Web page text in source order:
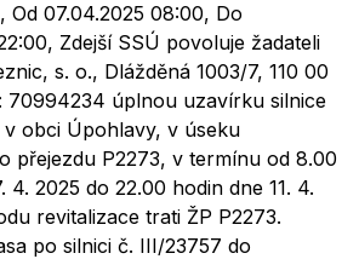
Od 07.04.2025 08:00, Do
Zdejší SSÚ povoluje žadateli
s. o., Dlážděná 1003/7, 110 00
70994234 úplnou uzavírku silnice
obci Úpohlavy, v úseku
přejezdu P2273, v termínu od 8.00
4. 2025 do 22.00 hodin dne 11. 4.
revitalizace trati ŽP P2273.
po silnici č. III/23757 do